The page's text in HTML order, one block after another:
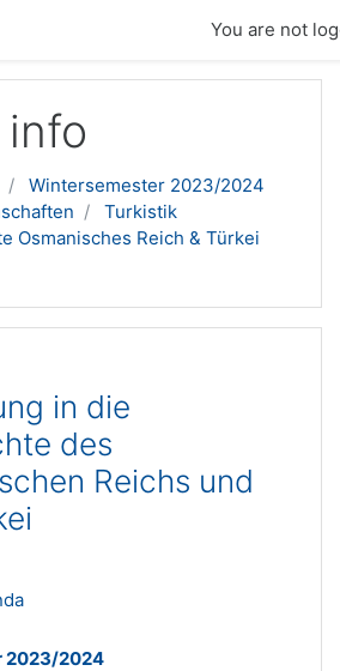
You are not
Wintersemester 2023/2024
Turkistik
Osmanisches Reich & Türkei
in die
des
Reichs und
2023/2024